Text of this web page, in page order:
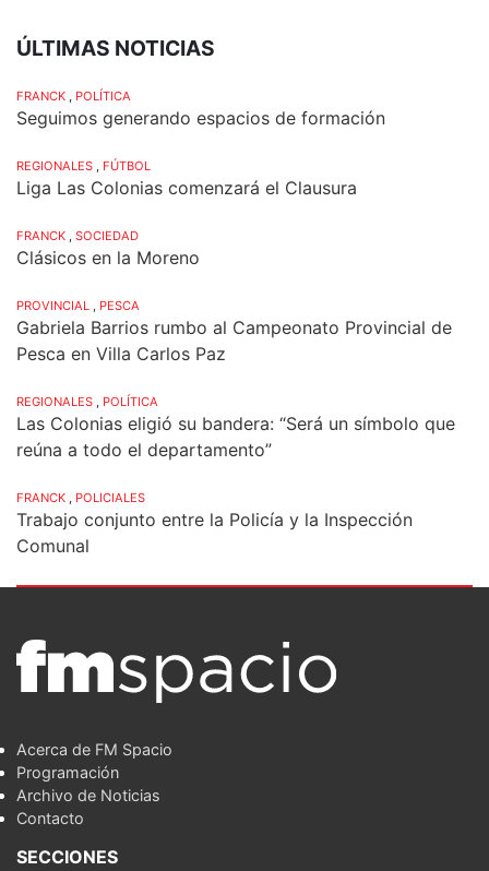
ÚLTIMAS NOTICIAS
FRANCK , POLÍTICA
Seguimos generando espacios de formación
REGIONALES , FÚTBOL
Liga Las Colonias comenzará el Clausura
FRANCK , SOCIEDAD
Clásicos en la Moreno
PROVINCIAL , PESCA
Gabriela Barrios rumbo al Campeonato Provincial de
Pesca en Villa Carlos Paz
REGIONALES , POLÍTICA
Las Colonias eligió su bandera: “Será un símbolo que
reúna a todo el departamento”
FRANCK , POLICIALES
Trabajo conjunto entre la Policía y la Inspección
Comunal
Acerca de FM Spacio
Programación
Archivo de Noticias
Contacto
SECCIONES